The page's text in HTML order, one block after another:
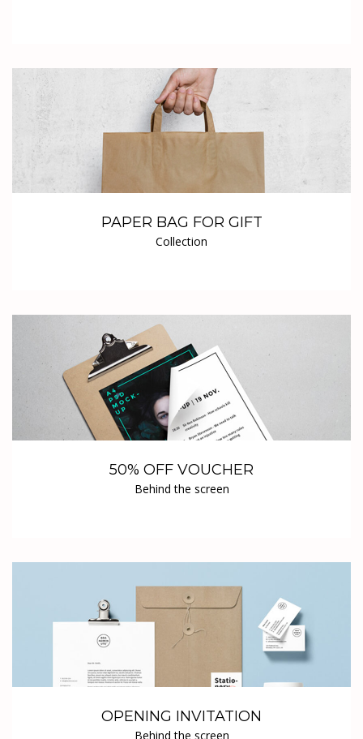
PAPER BAG FOR GIFT
Collection
50% OFF VOUCHER
Behind the screen
OPENING INVITATION
Behind the screen